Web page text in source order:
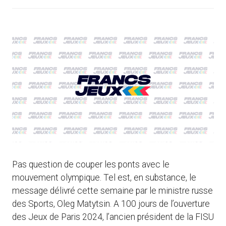
Pas question de couper les ponts avec le
mouvement olympique. Tel est, en substance, le
message délivré cette semaine par le ministre russe
des Sports, Oleg Matytsin. A 100 jours de l’ouverture
des Jeux de Paris 2024, l’ancien président de la FISU